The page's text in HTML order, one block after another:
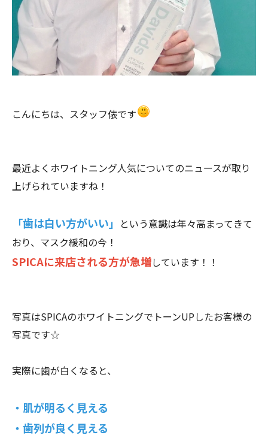
こんにちは、スタッフ俵です
最近よくホワイトニング人気についてのニュースが取り
上げられていますね！
「歯は白い方がいい」 という意識は年々高まってきて
おり、マスク緩和の今！
SPICAに来店される方が急増しています！！
写真はSPICAのホワイトニングでトーンUPしたお客様の
写真です☆
実際に歯が白くなると、
・肌が明るく見える
・歯列が良く見える